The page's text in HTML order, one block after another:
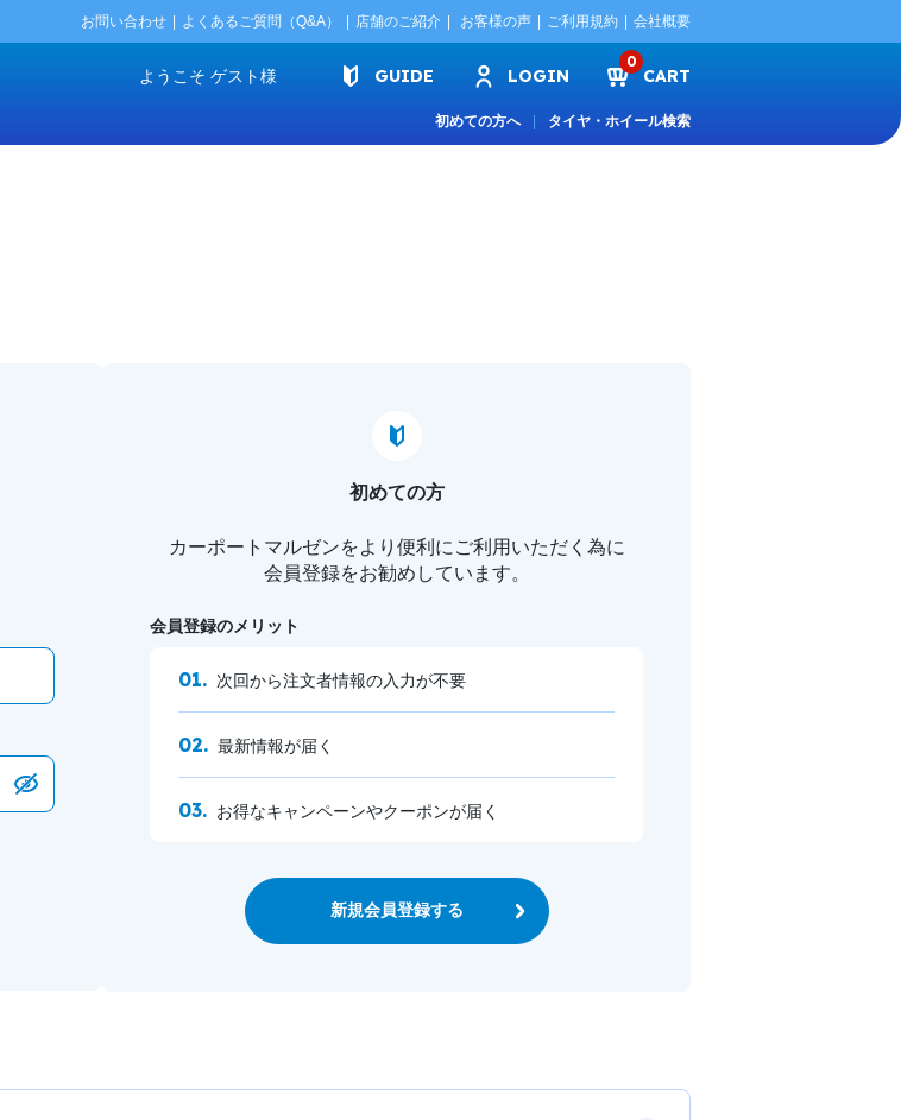
お問い合わせ よくあるご質問（Q&A） 店舗のご紹介 お客様の声 ご利用規約 会社概要
ようこそ ゲスト様 GUIDE LOGIN
0
CART
初めての方へ タイヤ・ホイール検索
初めての方
カーポートマルゼンをより便利に ご利用いただく為に
会員登録をお勧めしています。
会員登録のメリット
次回から注文者情報の入力が不要
最新情報が届く
お得なキャンペーンやクーポンが届く
新規会員登録する